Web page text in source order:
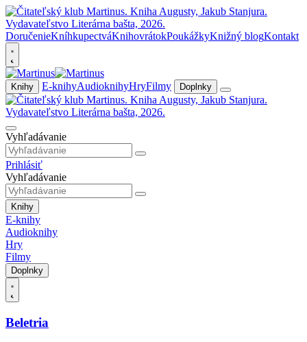
DoručenieKníhkupectváKnihovrátokPoukážkyKnižný blogKontakt
Knihy E-knihyAudioknihyHryFilmy Doplnky
Vyhľadávanie
Prihlásiť
Vyhľadávanie
Knihy
E-knihy
Audioknihy
Hry
Filmy
Doplnky
Beletria